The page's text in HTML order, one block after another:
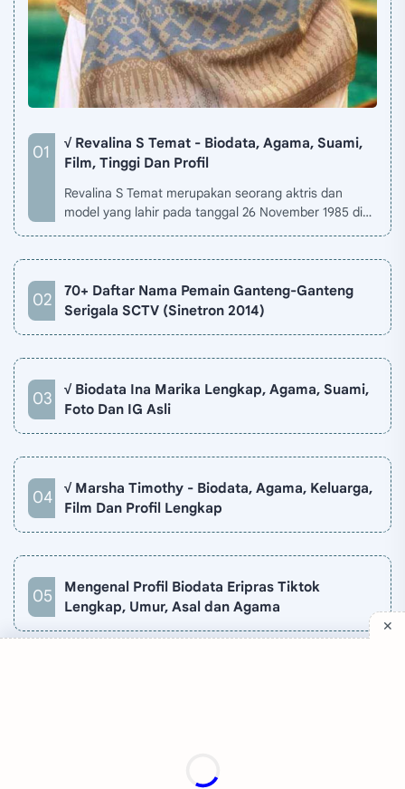
√ Revalina S Temat - Biodata, Agama, Suami,
Film, Tinggi Dan Profil
Revalina S Temat merupakan seorang aktris dan
model yang lahir pada tanggal 26 November 1985 di
70+ Daftar Nama Pemain Ganteng-Ganteng
Serigala SCTV (Sinetron 2014)
√ Biodata Ina Marika Lengkap, Agama, Suami,
Foto Dan IG Asli
√ Marsha Timothy - Biodata, Agama, Keluarga,
Film Dan Profil Lengkap
Mengenal Profil Biodata Eripras Tiktok
Lengkap, Umur, Asal dan Agama
Privacy Policy